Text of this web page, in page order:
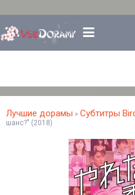
Лучшие дорамы » Субтитры
шанс?" (2018)